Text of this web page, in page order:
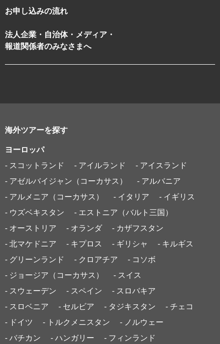
お申し込みの流れ
法人企業・自治体・メディア・
報道関係者のみなさまへ
海外ツアーを探す
ヨーロッパ
- スコットランド
- アイルランド
- アイスランド
- アゼルバイジャン（コーカサス）
- アルバニア
- アルメニア（コーカサス）
- イタリア
- イギリス
- ウズベキスタン
- エストニア（バルト三国）
- オーストリア
- オランダ
- カザフスタン
- 北マケドニア
- キプロス - ギリシャ
- キルギス
- グリーンランド
- クロアチア
- コソボ
- ジョージア（コーカサス）
- スイス
- スウェーデン
- スペイン
- スロバキア
- スロベニア
- セルビア - タジキスタン
- チェコ
- ドイツ
- トルクメニスタン
- ノルウェー
- バチカン
- ハンガリー
- フィンランド